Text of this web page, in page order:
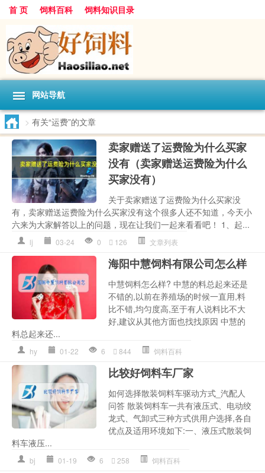
首 页 饲料百科 饲料知识目录
网站导航
> 有关“运费”的文章
卖家赠送了运费险为什么买家
没有（卖家赠送运费险为什么
买家没有）
关于卖家赠送了运费险为什么买家没
有，卖家赠送运费险为什么买家没有这个很多人还不知道，今天小
六来为大家解答以上的问题，现在让我们一起来看看吧！ 1、起...
lj 03-24 0 126 文章列表
海阳中慧饲料有限公司怎么样
中慧饲料怎么样? 中慧的料总起来还是
不错的,以前在养殖场的时候一直用,料
比不错,均匀度高,至于有人说料比不大
好,建议从其他方面也找找原因 中慧的
料总起来还...
hy 01-22 6 844 饲料百科
比较好饲料车厂家
如何选择散装饲料车驱动方式_汽配人
问答 散装饲料车一共有液压式、电动绞
龙式、气卸式三种方式供用户选择,各自
优点及适用环境如下:一、液压式散装饲
料车液压...
bj 01-19 6 258 饲料百科